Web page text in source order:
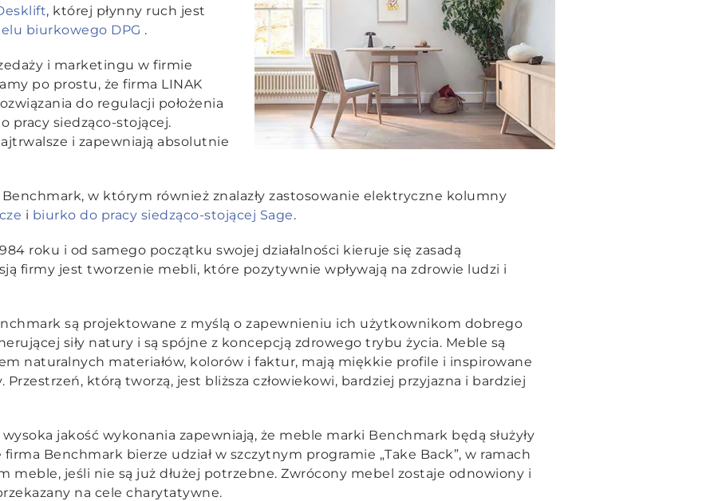
, której płynny ruch jest
biurkowego DPG .
i marketingu w firmie
po prostu, że firma LINAK
do regulacji położenia
pracy siedząco-stojącej.
i zapewniają absolutnie
w którym również znalazły zastosowanie elektryczne kolumny
i biurko do pracy siedząco-stojącej Sage.
roku i od samego początku swojej działalności kieruje się zasadą
firmy jest tworzenie mebli, które pozytywnie wpływają na zdrowie ludzi i
są projektowane z myślą o zapewnieniu ich użytkownikom dobrego
siły natury i są spójne z koncepcją zdrowego trybu życia. Meble są
naturalnych materiałów, kolorów i faktur, mają miękkie profile i inspirowane
Przestrzeń, którą tworzą, jest bliższa człowiekowi, bardziej przyjazna i bardziej
jakość wykonania zapewniają, że meble marki Benchmark będą służyły
Benchmark bierze udział w szczytnym programie „Take Back”, w ramach
meble, jeśli nie są już dłużej potrzebne. Zwrócony mebel zostaje odnowiony i
na cele charytatywne.